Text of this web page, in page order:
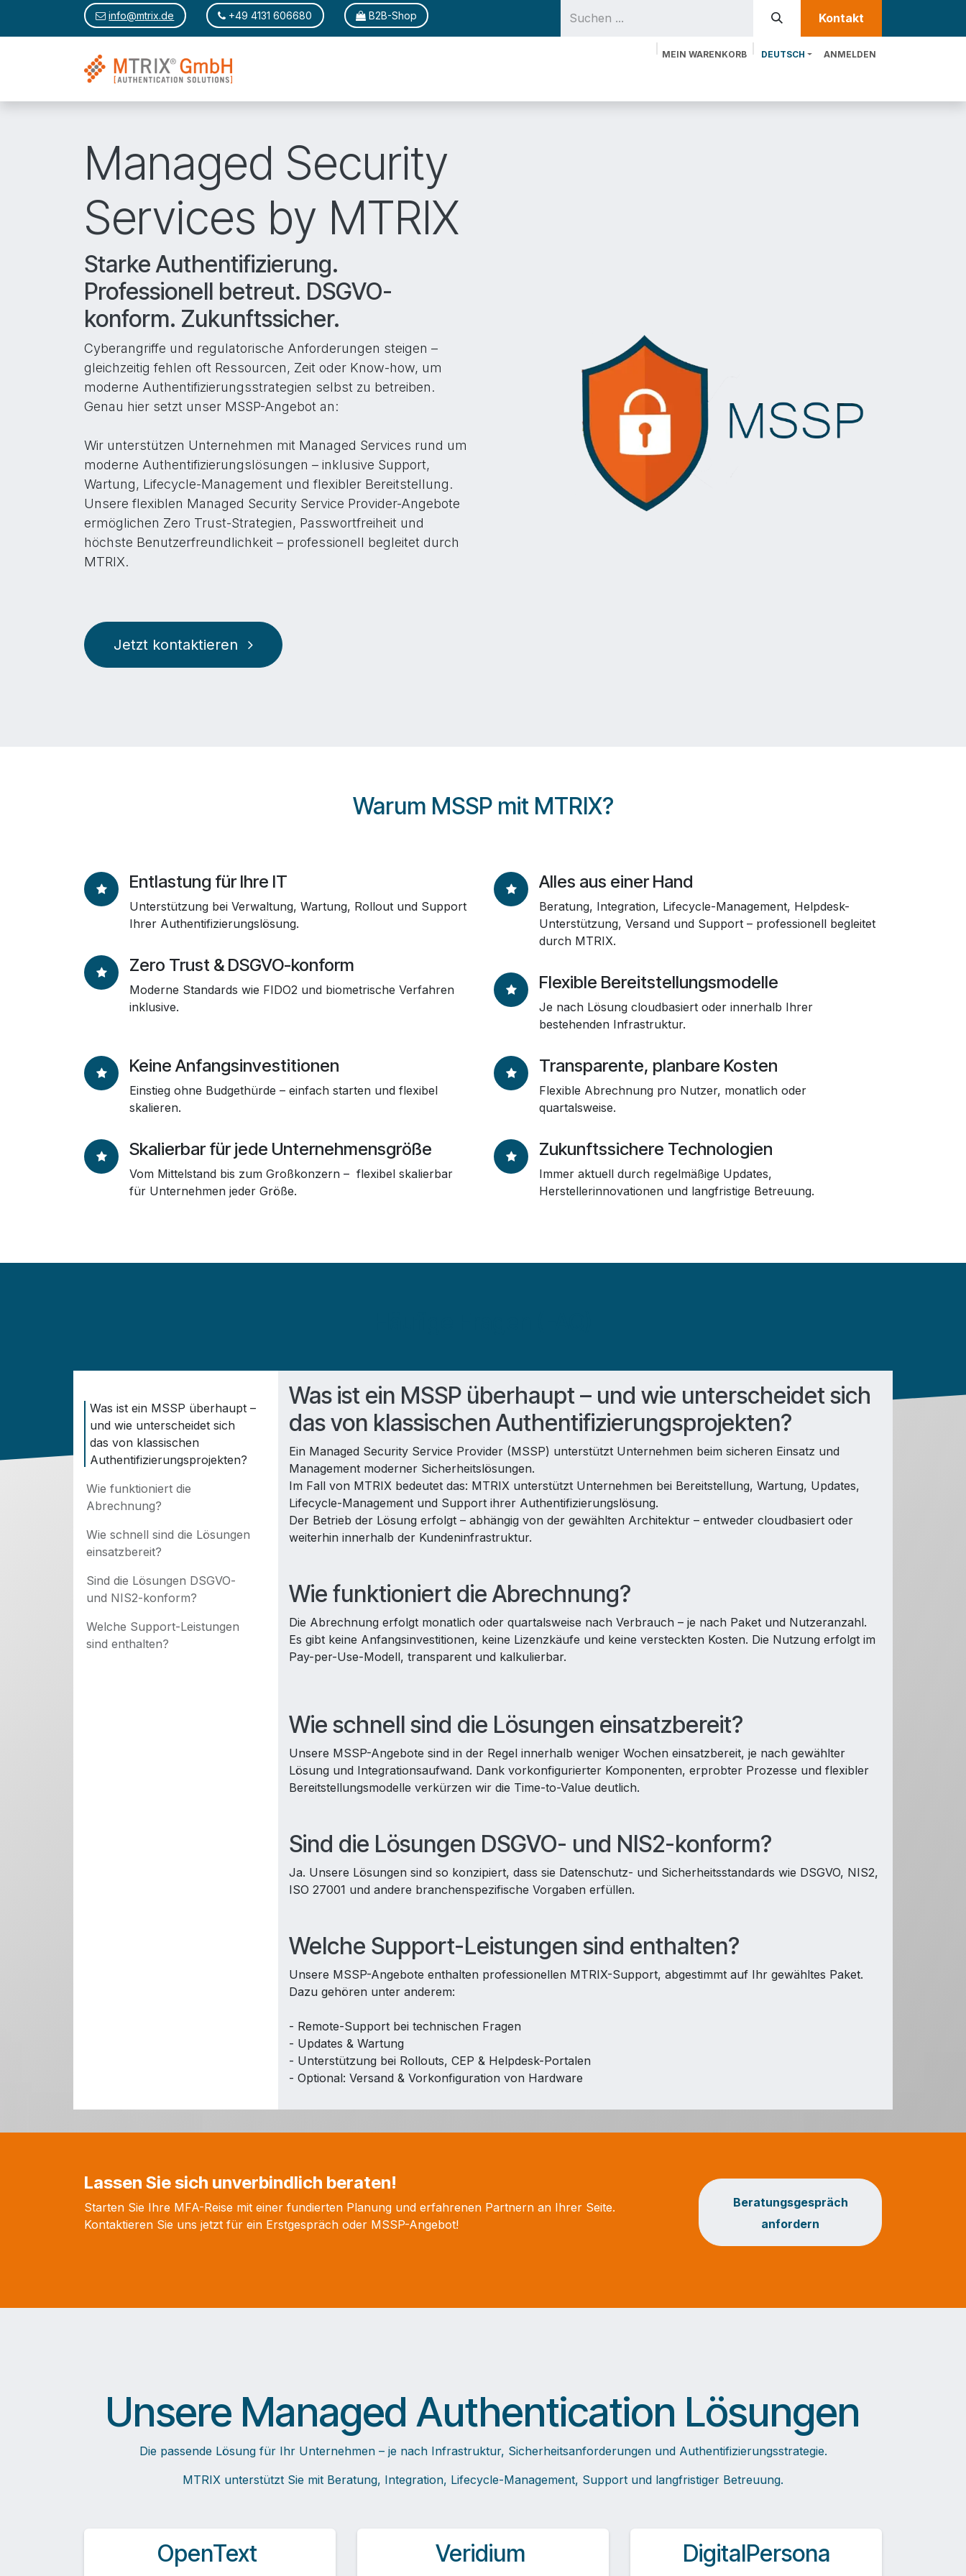
Zum Inhalt springen
​​info@mtrix.de +49 4​131 ​606680 B2​​​​​​B-Shop Kontakt​​
MEIN WARENKORB DEUTSCH ANMELDEN
Managed Security
Services by MTRIX
Starke Authentifizierung.
Professionell betreut. DSGVO-
konform. Zukunftssicher.
Cyberangriffe und regulatorische Anforderungen steigen –
gleichzeitig fehlen oft Ressourcen, Zeit oder Know-how, um
moderne Authentifizierungsstrategien selbst zu betreiben.
Genau hier setzt unser MSSP-Angebot an:
Wir unterstützen Unternehmen mit Managed Services rund um
moderne Authentifizierungslösungen – inklusive Support,
Wartung, Lifecycle-Management und flexibler Bereitstellung.
Unsere flexiblen Managed Security Service Provider-Angebote
ermöglichen Zero Trust-Strategien, Passwortfreiheit und
höchste Benutzerfreundlichkeit – professionell begleitet durch
MTRIX.​
Jetzt kontaktieren
Warum MSSP mit MTRIX?
Entlastung für Ihre IT
Unterstützung bei Verwaltung, Wartung, Rollout und Support
Ihrer Authentifizierungslösung.
Zero Trust & DSGVO-konform
Moderne Standards wie FIDO2 und biometrische Verfahren
inklusive.
Alles aus einer Hand
Beratung, Integration, Lifecycle-Management, Helpdesk-
Unterstützung, Versand und Support – professionell begleitet
durch MTRIX.
Flexible Bereitstellungsmodelle
Je nach Lösung cloudbasiert oder innerhalb Ihrer
bestehenden Infrastruktur.
Keine Anfangsinvestitionen
Einstieg ohne Budgethürde – einfach starten und flexibel
skalieren.
Skalierbar für jede Unternehmensgröße
Vom Mittelstand bis zum Großkonzern – flexibel skalierbar
für Unternehmen jeder Größe.
Transparente, planbare Kosten
Flexible Abrechnung pro Nutzer, monatlich oder
quartalsweise.
Zukunftssichere Technologien
Immer aktuell durch regelmäßige Updates,
Herstellerinnovationen und langfristige Betreuung.
Was ist ein MSSP überhaupt –
und wie unterscheidet sich
das von klassischen
Authentifizierungsprojekten?
Wie funktioniert die
Abrechnung?
Wie schnell sind die Lösungen
einsatzbereit?
Sind die Lösungen DSGVO-
und NIS2-konform?
Welche Support-Leistungen
sind enthalten?
Was ist ein MSSP überhaupt – und wie unterscheidet sich
das von klassischen Authentifizierungsprojekten?
Ein Managed Security Service Provider (MSSP) unterstützt Unternehmen beim sicheren Einsatz und
Management moderner Sicherheitslösungen.
Im Fall von MTRIX bedeutet das: MTRIX unterstützt Unternehmen bei Bereitstellung, Wartung, Updates,
Lifecycle-Management und Support ihrer Authentifizierungslösung.
Der Betrieb der Lösung erfolgt – abhängig von der gewählten Architektur – entweder cloudbasiert oder
weiterhin innerhalb der Kundeninfrastruktur.
Wie funktioniert die Abrechnung?
Die Abrechnung erfolgt monatlich oder quartalsweise nach Verbrauch – je nach Paket und Nutzeranzahl.
Es gibt keine Anfangsinvestitionen, keine Lizenzkäufe und keine versteckten Kosten. Die Nutzung erfolgt im
Pay-per-Use-Modell, transparent und kalkulierbar.
Wie schnell sind die Lösungen einsatzbereit?
Unsere MSSP-Angebote sind in der Regel innerhalb weniger Wochen einsatzbereit, je nach gewählter
Lösung und Integrationsaufwand. Dank vorkonfigurierter Komponenten, erprobter Prozesse und flexibler
Bereitstellungsmodelle verkürzen wir die Time-to-Value deutlich.
Sind die Lösungen DSGVO- und NIS2-konform?
Ja. Unsere Lösungen sind so konzipiert, dass sie Datenschutz- und Sicherheitsstandards wie DSGVO, NIS2,
ISO 27001 und andere branchenspezifische Vorgaben erfüllen.
Welche Support-Leistungen sind enthalten?
Unsere MSSP-Angebote enthalten professionellen MTRIX-Support, abgestimmt auf Ihr gewähltes Paket.
Dazu gehören unter anderem:
- Remote-Support bei technischen Fragen
- Updates & Wartung
- Unterstützung bei Rollouts, CEP & Helpdesk-Portalen
- Optional: Versand & Vorkonfiguration von Hardware
Lassen Sie sich unverbindlich beraten!
Starten Sie Ihre MFA-Reise mit einer fundierten Planung und erfahrenen Partnern an Ihrer Seite.
Kontaktieren Sie uns jetzt für ein Erstgespräch oder MSSP-Angebot!
Beratungsgespräch
anfordern
Unsere Managed Authentication Lösungen ​
​Die passende Lösung für Ihr Unternehmen – je nach Infrastruktur, Sicherheitsanforderungen und Authentifizierungsstrategie.
MTRIX unterstützt Sie mit Beratung, Integration, Lifecycle-Management, Support und langfristiger Betreuung.
OpenText Veridium DigitalPersona